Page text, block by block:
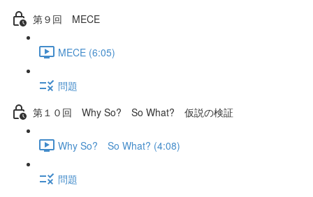
第９回 MECE
MECE (6:05)
問題
第１０回 Why So? So What? 仮説の検証
Why So? So What? (4:08)
問題